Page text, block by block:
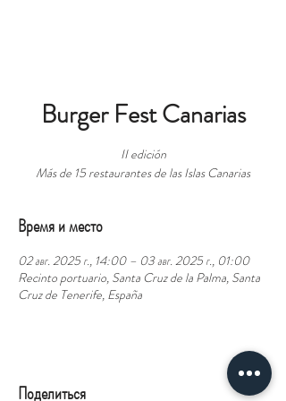
Burger Fest Canarias
II edición
Más de 15 restaurantes de las Islas Canarias
Время и место
02 авг. 2025 г., 14:00 – 03 авг. 2025 г., 01:00
Recinto portuario, Santa Cruz de la Palma, Santa
Cruz de Tenerife, España
Поделиться